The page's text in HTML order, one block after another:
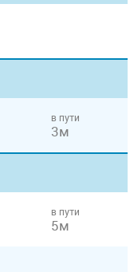
в пути
3м
в пути
5м